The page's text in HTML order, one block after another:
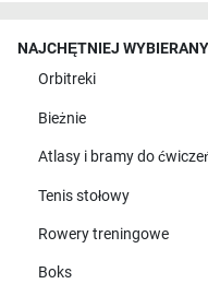
NAJCHĘTNIEJ
Orbitreki
Bieżnie
Atlasy i bramy do
Tenis stołowy
Rowery treningowe
Boks